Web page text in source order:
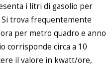
i litri di gasolio per
trova frequentemente
per metro quadro e anno
corrisponde circa a 10
il valore in kwatt/ore,